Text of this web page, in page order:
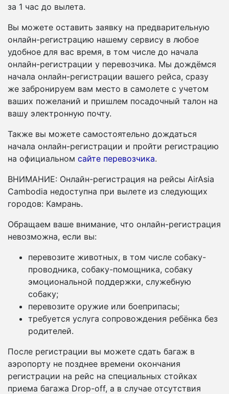
за 1 час до вылета.
Вы можете оставить заявку на предварительную
онлайн-регистрацию нашему сервису в любое
удобное для вас время, в том числе до начала
онлайн-регистрации у перевозчика. Мы дождёмся
начала онлайн-регистрации вашего рейса, сразу
же забронируем вам место в самолете с учетом
ваших пожеланий и пришлем посадочный талон на
вашу электронную почту.
Также вы можете самостоятельно дождаться
начала онлайн-регистрации и пройти регистрацию
на официальном сайте перевозчика.
ВНИМАНИЕ: Онлайн-регистрация на рейсы AirAsia
Cambodia недоступна при вылете из следующих
городов: Камрань.
Обращаем ваше внимание, что онлайн-регистрация
невозможна, если вы:
перевозите животных, в том числе собаку-
проводника, собаку-помощника, собаку
эмоциональной поддержки, служебную
собаку;
перевозите оружие или боеприпасы;
требуется услуга сопровождения ребёнка без
родителей.
После регистрации вы можете сдать багаж в
аэропорту не позднее времени окончания
регистрации на рейс на специальных стойках
приема багажа Drop-off, а в случае отсутствия